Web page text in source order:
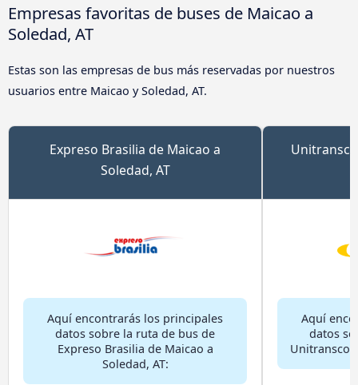
Empresas favoritas de buses de Maicao a
Soledad, AT
Estas son las empresas de bus más reservadas por nuestros
usuarios entre Maicao y Soledad, AT.
Expreso Brasilia de Maicao a
Soledad, AT
Aquí encontrarás los principales
datos sobre la ruta de bus de
Expreso Brasilia de Maicao a
Soledad, AT:
Aquí
datos
Unitransco